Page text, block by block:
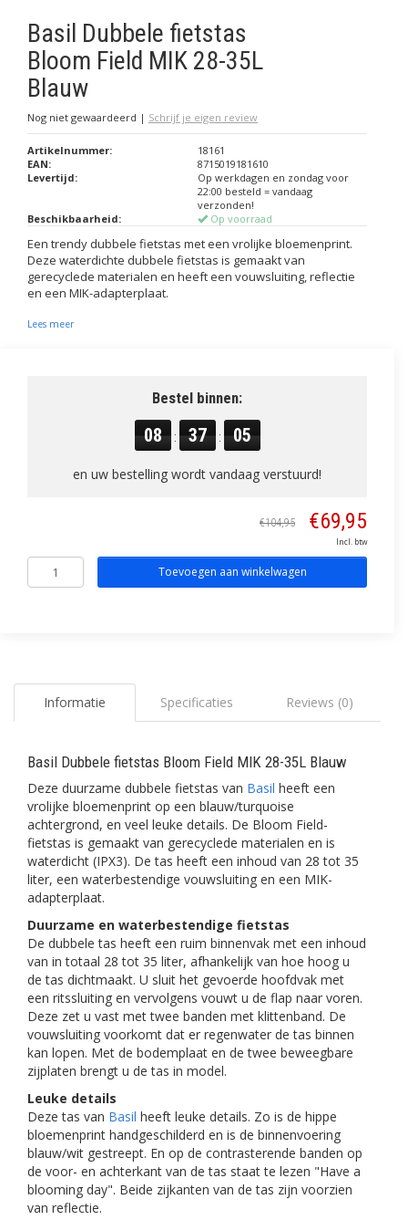
Basil Dubbele fietstas
Bloom Field MIK 28-35L
Blauw
Nog niet gewaardeerd | Schrijf je eigen review
Artikelnummer:
18161
EAN:
8715019181610
Levertijd:
Op werkdagen en zondag voor
22:00 besteld = vandaag
verzonden!
Beschikbaarheid:
Op voorraad
Een trendy dubbele fietstas met een vrolijke bloemenprint.
Deze waterdichte dubbele fietstas is gemaakt van
gerecyclede materialen en heeft een vouwsluiting, reflectie
en een MIK-adapterplaat.
Lees meer
Bestel binnen:
08 : 37 : 05
en uw bestelling wordt vandaag verstuurd!
€104,95 €69,95
Incl. btw
Toevoegen aan winkelwagen
Informatie Specificaties Reviews (0)
Basil Dubbele fietstas Bloom Field MIK 28-35L Blauw
Deze duurzame dubbele fietstas van Basil heeft een
vrolijke bloemenprint op een blauw/turquoise
achtergrond, en veel leuke details. De Bloom Field-
fietstas is gemaakt van gerecyclede materialen en is
waterdicht (IPX3). De tas heeft een inhoud van 28 tot 35
liter, een waterbestendige vouwsluiting en een MIK-
adapterplaat.
Duurzame en waterbestendige fietstas
De dubbele tas heeft een ruim binnenvak met een inhoud
van in totaal 28 tot 35 liter, afhankelijk van hoe hoog u
de tas dichtmaakt. U sluit het gevoerde hoofdvak met
een ritssluiting en vervolgens vouwt u de flap naar voren.
Deze zet u vast met twee banden met klittenband. De
vouwsluiting voorkomt dat er regenwater de tas binnen
kan lopen. Met de bodemplaat en de twee beweegbare
zijplaten brengt u de tas in model.
Leuke details
Deze tas van Basil heeft leuke details. Zo is de hippe
bloemenprint handgeschilderd en is de binnenvoering
blauw/wit gestreept. En op de contrasterende banden op
de voor- en achterkant van de tas staat te lezen "Have a
blooming day". Beide zijkanten van de tas zijn voorzien
van reflectie.